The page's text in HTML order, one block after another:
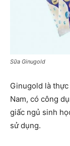
Sữa Ginugold
Ginugold là
Nam, có công
giấc ngủ sinh
sử dụng.